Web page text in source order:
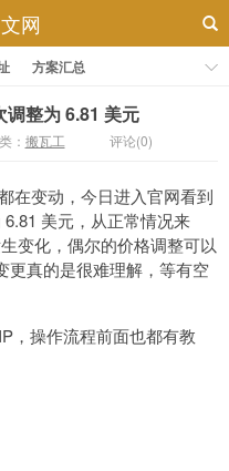
网
方案汇总
调整为 6.81 美元
： 搬瓦工 评论(0)
在变动，今日进入官网看到
美元，从正常情况来
变化，偶尔的价格调整可以
更真的是很难理解，等有空
，操作流程前面也都有教